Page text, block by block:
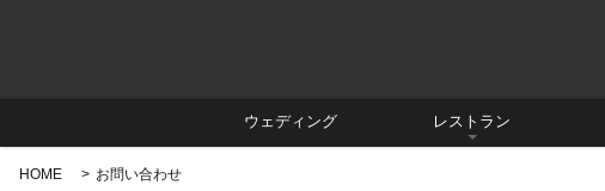
ウェディング レストラン
HOME お問い合わせ